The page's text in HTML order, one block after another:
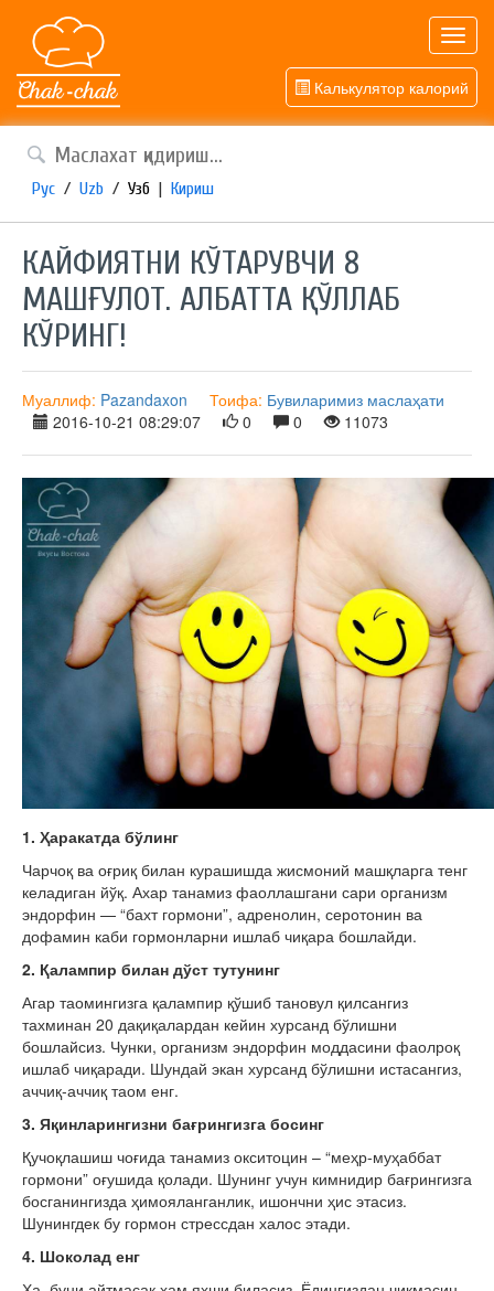
Калькулятор калорий
Рус / Uzb / Узб | Кириш
КАЙФИЯТНИ КЎТАРУВЧИ 8
МАШҒУЛОТ. АЛБАТТА ҚЎЛЛАБ
КЎРИНГ!
Муаллиф: Pazandaxon Тоифа: Бувиларимиз маслаҳати
2016-10-21 08:29:07
0 0 11073
1. Ҳаракатда бўлинг
Чарчоқ ва оғриқ билан курашишда жисмоний машқларга тенг
келадиган йўқ. Ахар танамиз фаоллашгани сари организм
эндорфин — “бахт гормони”, адренолин, серотонин ва
дофамин каби гормонларни ишлаб чиқара бошлайди.
2. Қалампир билан дўст тутунинг
Агар таомингизга қалампир қўшиб тановул қилсангиз
тахминан 20 дақиқалардан кейин хурсанд бўлишни
бошлайсиз. Чунки, организм эндорфин моддасини фаолроқ
ишлаб чиқаради. Шундай экан хурсанд бўлишни истасангиз,
аччиқ-аччиқ таом енг.
3. Яқинларингизни бағрингизга босинг
Қучоқлашиш чоғида танамиз окситоцин – “меҳр-муҳаббат
гормони” оғушида қолади. Шунинг учун кимнидир бағрингизга
босганингизда ҳимояланганлик, ишончни ҳис этасиз.
Шунингдек бу гормон стрессдан халос этади.
4. Шоколад енг